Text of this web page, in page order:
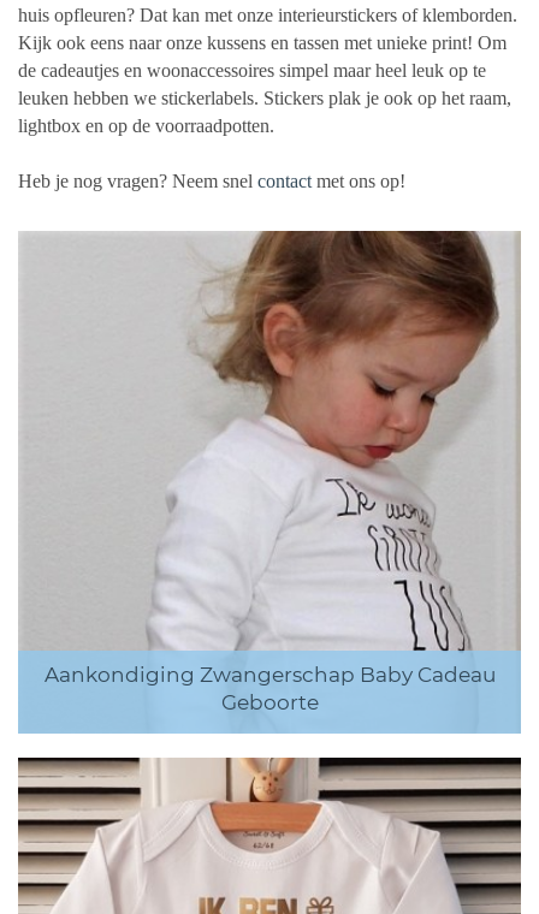
huis opfleuren? Dat kan met onze interieurstickers of klemborden.
Kijk ook eens naar onze kussens en tassen met unieke print! Om
de cadeautjes en woonaccessoires simpel maar heel leuk op te
leuken hebben we stickerlabels. Stickers plak je ook op het raam,
lightbox en op de voorraadpotten.
Heb je nog vragen? Neem snel contactmet ons op!
Aankondiging Zwangerschap Baby Cadeau
Geboorte